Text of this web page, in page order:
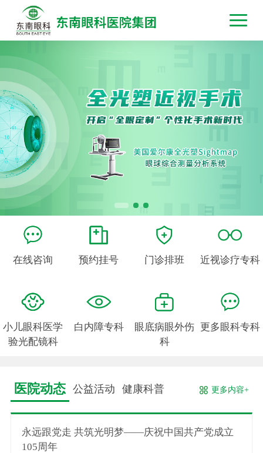
在线咨询 预约挂号 门诊排班 近视诊疗专科
小儿眼科医学
验光配镜科
白内障专科
眼底病眼外伤
科
更多眼科专科
医院动态 公益活动 健康科普 更多内容+
永远跟党走 共筑光明梦——庆祝中国共产党成立
105周年